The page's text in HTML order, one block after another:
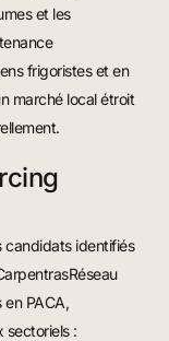
et les
frigoristes et en
marché local étroit
identifiés
PACA,
sectoriels :